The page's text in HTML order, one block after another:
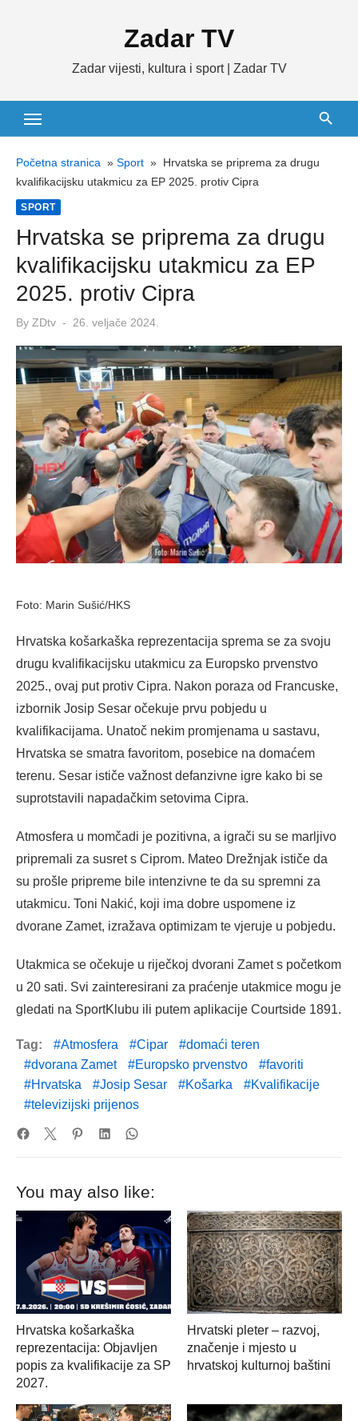
Zadar TV
Zadar vijesti, kultura i sport | Zadar TV
Početna stranica » Sport » Hrvatska se priprema za drugu
kvalifikacijsku utakmicu za EP 2025. protiv Cipra
SPORT
Hrvatska se priprema za drugu
kvalifikacijsku utakmicu za EP
2025. protiv Cipra
By ZDtv
Posted
26. veljače 2024.
Foto: Marin Sušić/HKS
Hrvatska košarkaška reprezentacija sprema se za svoju
drugu kvalifikacijsku utakmicu za Europsko prvenstvo
2025., ovaj put protiv Cipra. Nakon poraza od Francuske,
izbornik Josip Sesar očekuje prvu pobjedu u
kvalifikacijama. Unatoč nekim promjenama u sastavu,
Hrvatska se smatra favoritom, posebice na domaćem
terenu. Sesar ističe važnost defanzivne igre kako bi se
suprotstavili napadačkim setovima Cipra.
Atmosfera u momčadi je pozitivna, a igrači su se marljivo
pripremali za susret s Ciprom. Mateo Drežnjak ističe da
su prošle pripreme bile intenzivne te da su spremni za
utakmicu. Toni Nakić, koji ima dobre uspomene iz
dvorane Zamet, izražava optimizam te vjeruje u pobjedu.
Utakmica se očekuje u riječkoj dvorani Zamet s početkom
u 20 sati. Svi zainteresirani za praćenje utakmice mogu je
gledati na SportKlubu ili putem aplikacije Courtside 1891.
Tag: Atmosfera Cipar
domaći teren
dvorana Zamet
Europsko prvenstvo
favoriti
Hrvatska
Josip Sesar Košarka
Kvalifikacije
televizijski prijenos
You may also like:
Hrvatska košarkaška
reprezentacija: Objavljen
popis za kvalifikacije za SP
2027.
Hrvatski pleter – razvoj,
značenje i mjesto u
hrvatskoj kulturnoj baštini